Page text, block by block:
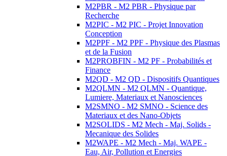
M2PBR - M2 PBR - Physique par
Recherche
M2PIC - M2 PIC - Projet Innovation
Conception
M2PPF - M2 PPF - Physique des Plasmas
et de la Fusion
M2PROBFIN - M2 PF - Probabilités et
Finance
M2QD - M2 QD - Dispositifs Quantiques
M2QLMN - M2 QLMN - Quantique,
Lumiere, Materiaux et Nanosciences
M2SMNO - M2 SMNO - Science des
Materiaux et des Nano-Objets
M2SOLIDS - M2 Mech - Maj. Solids -
Mecanique des Solides
M2WAPE - M2 Mech - Maj. WAPE -
Eau, Air, Pollution et Energies